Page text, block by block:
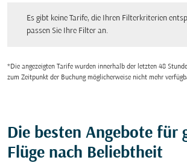
Es gibt keine Tarife, die Ihren Filterkriterien
passen Sie Ihre Filter an.
*Die angezeigten Tarife wurden innerhalb der letzten 48
zum Zeitpunkt der Buchung möglicherweise nicht mehr
Die besten Angebote für
Flüge nach Beliebtheit